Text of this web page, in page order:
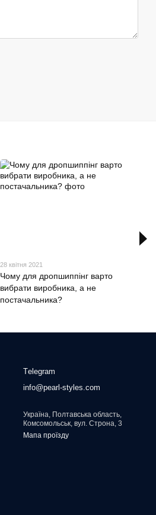
28 квітня 2021
Чому для дропшиппінг варто
вибрати виробника, а не
постачальника?
Тelegram
info@pearl-styles.com
Україна, Полтавська область,
Комсомольськ, вул. Строна, 3
Мапа проїзду